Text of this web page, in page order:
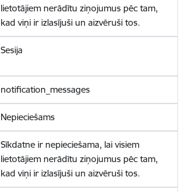
lietotājiem nerādītu ziņojumus pēc tam,
kad viņi ir izlasījuši un aizvēruši tos.
Sesija
notification_messages
Nepieciešams
Sīkdatne ir nepieciešama, lai visiem
lietotājiem nerādītu ziņojumus pēc tam,
kad viņi ir izlasījuši un aizvēruši tos.